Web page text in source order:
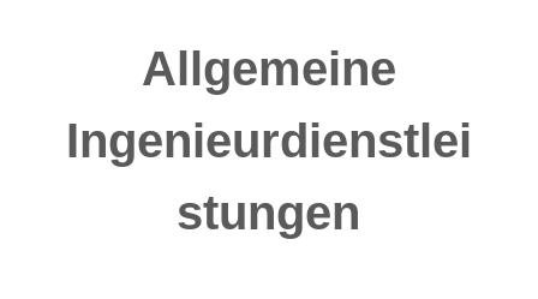
Allgemeine
Ingenieurdienstlei
stungen